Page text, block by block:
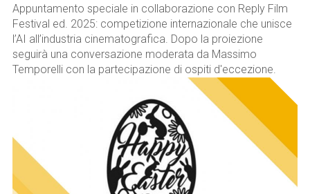
Appuntamento speciale in collaborazione con Reply Film
Festival ed. 2025: competizione internazionale che unisce
l’AI all’industria cinematografica. Dopo la proiezione
seguirà una conversazione moderata da Massimo
Temporelli con la partecipazione di ospiti d'eccezione.